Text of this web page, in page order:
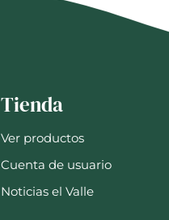
Tienda
Ver productos
Cuenta de usuario
Noticias el Valle